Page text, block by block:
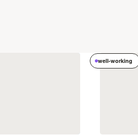
well-working